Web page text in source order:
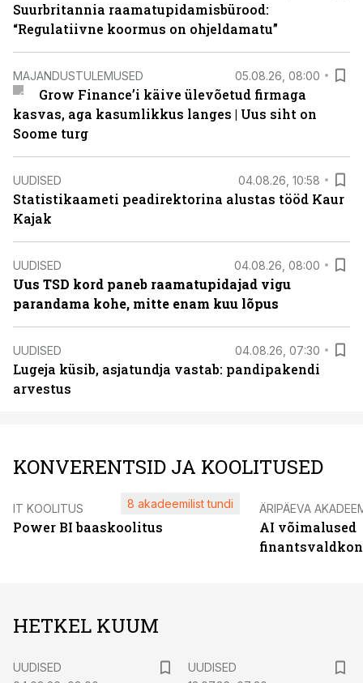
Suurbritannia raamatupidamisbürood:
“Regulatiivne koormus on ohjeldamatu”
MAJANDUSTULEMUSED 05.08.26, 08:00
Grow Finance’i käive ülevõetud firmaga
kasvas, aga kasumlikkus langes | Uus siht on
Soome turg
UUDISED 04.08.26, 10:58
Statistikaameti peadirektorina alustas tööd Kaur
Kajak
UUDISED 04.08.26, 08:00
Uus TSD kord paneb raamatupidajad vigu
parandama kohe, mitte enam kuu lõpus
UUDISED 04.08.26, 07:30
Lugeja küsib, asjatundja vastab: pandipakendi
arvestus
KONVERENTSID JA KOOLITUSED
IT KOOLITUS
Power BI baaskoolitus
8 akadeemilist tundi ÄRIPÄEVA
AI võimalused
HETKEL KUUM
UUDISED
UUDISED